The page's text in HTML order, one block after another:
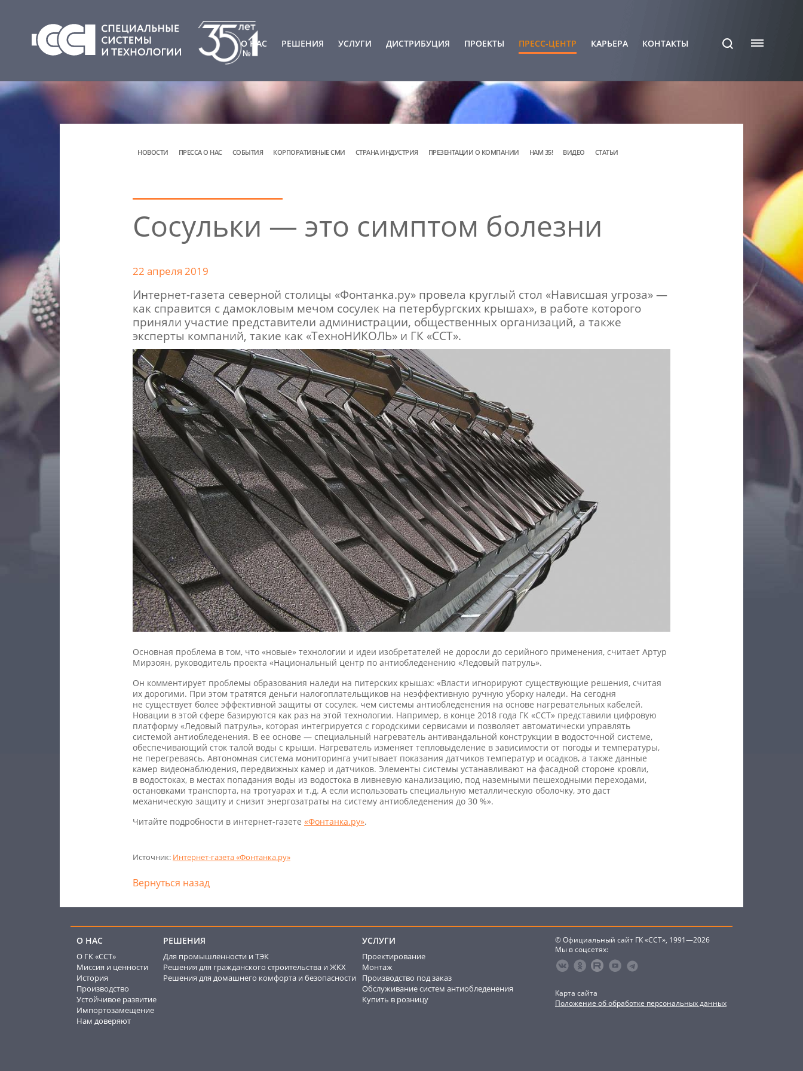
О НАС РЕШЕНИЯ УСЛУГИ ДИСТРИБУЦИЯ ПРОЕКТЫ ПРЕСС-ЦЕНТР КАРЬЕРА КОНТАКТЫ
НОВОСТИ ПРЕССА О НАС СОБЫТИЯ КОРПОРАТИВНЫЕ СМИ СТРАНА ИНДУСТРИЯ ПРЕЗЕНТАЦИИ О КОМПАНИИ НАМ 35! ВИДЕО СТАТЬИ
Сосульки — это симптом болезни
22 апреля 2019
Интернет-газета северной столицы «Фонтанка.ру» провела круглый стол «Нависшая угроза» —
как справится с дамокловым мечом сосулек на петербургских крышах», в работе которого
приняли участие представители администрации, общественных организаций, а также
эксперты компаний, такие как «ТехноНИКОЛЬ» и ГК «ССТ».
Основная проблема в том, что «новые» технологии и идеи изобретателей не доросли до серийного применения, считает Артур
Мирзоян, руководитель проекта «Национальный центр по антиобледенению «Ледовый патруль».
Он комментирует проблемы образования наледи на питерских крышах: «Власти игнорируют существующие решения, считая
их дорогими. При этом тратятся деньги налогоплательщиков на неэффективную ручную уборку наледи. На сегодня
не существует более эффективной защиты от сосулек, чем системы антиобледенения на основе нагревательных кабелей.
Новации в этой сфере базируются как раз на этой технологии. Например, в конце 2018 года ГК «ССТ» представили цифровую
платформу «Ледовый патруль», которая интегрируется с городскими сервисами и позволяет автоматически управлять
системой антиобледенения. В ее основе — специальный нагреватель антивандальной конструкции в водосточной системе,
обеспечивающий сток талой воды с крыши. Нагреватель изменяет тепловыделение в зависимости от погоды и температуры,
не перегреваясь. Автономная система мониторинга учитывает показания датчиков температур и осадков, а также данные
камер видеонаблюдения, передвижных камер и датчиков. Элементы системы устанавливают на фасадной стороне кровли,
в водостоках, в местах попадания воды из водостока в ливневую канализацию, под наземными пешеходными переходами,
остановками транспорта, на тротуарах и т.д. А если использовать специальную металлическую оболочку, это даст
механическую защиту и снизит энергозатраты на систему антиобледенения до 30 %».
Читайте подробности в интернет-газете «Фонтанка.ру».
Источник: Интернет-газета «Фонтанка.ру»
Вернуться назад
О НАС
О ГК «ССТ»
Миссия и ценности
История
Производство
Устойчивое развитие
Импортозамещение
Нам доверяют
РЕШЕНИЯ
Для промышленности и ТЭК
Решения для гражданского строительства и ЖКХ
Решения для домашнего комфорта и безопасности
УСЛУГИ
Проектирование
Монтаж
Производство под заказ
Обслуживание систем антиобледенения
Купить в розницу
© Официальный сайт ГК «ССТ», 1991—2026
Мы в соцсетях:
Карта сайта
Положение об обработке персональных данных